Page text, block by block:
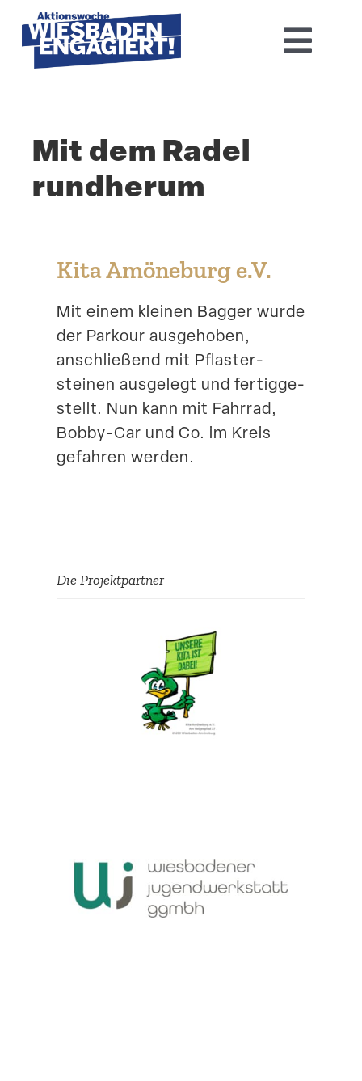
content
Aktions­woche 2026
Basis-Infos
Aktuelles
Kontakt
Suche
Mit dem Radel
rundherum
Kita Amöneburg e.V.
Mit einem kleinen Bagger wurde
der Parkour ausge­hoben,
anschließend mit Pflas­ter­
steinen ausgelegt und fertig­ge­
stellt. Nun kann mit Fahrrad,
Bobby-Car und Co. im Kreis
gefahren werden.
Die Projekt­partner